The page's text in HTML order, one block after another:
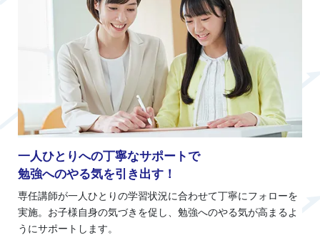
一人ひとりへの丁寧なサポートで
勉強へのやる気を引き出す！
専任講師が一人ひとりの学習状況に合わせて丁寧にフォローを
実施。お子様自身の気づきを促し、勉強へのやる気が高まるよ
うにサポートします。